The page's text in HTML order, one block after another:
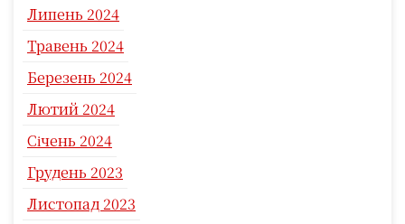
Липень 2024
Травень 2024
Березень 2024
Лютий 2024
Січень 2024
Грудень 2023
Листопад 2023